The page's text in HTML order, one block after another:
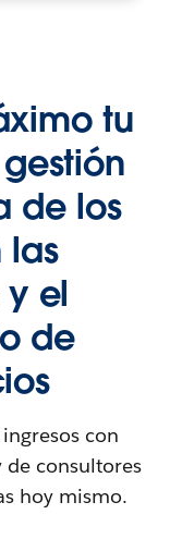
tu
de los
las
el
de
con
de consultores
hoy mismo.